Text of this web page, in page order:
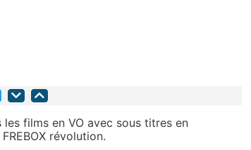
films en VO avec sous titres en
révolution.